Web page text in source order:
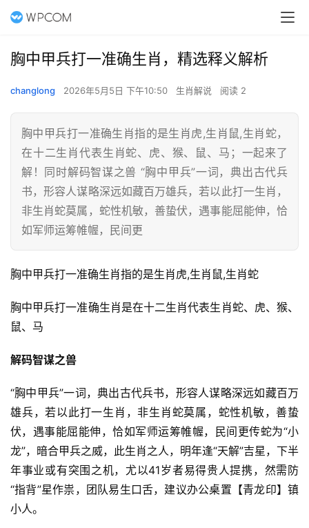
胸中甲兵打一准确生肖，精选释义解析
changlong 2026年5月5日 下午10:50 生肖解说 阅读 2
胸中甲兵打一准确生肖指的是生肖虎,生肖鼠,生肖蛇，
在十二生肖代表生肖蛇、虎、猴、鼠、马；一起来了
解！同时解码智谋之兽 “胸中甲兵”一词，典出古代兵
书，形容人谋略深远如藏百万雄兵，若以此打一生肖，
非生肖蛇莫属，蛇性机敏，善蛰伏，遇事能屈能伸，恰
如军师运筹帷幄，民间更
胸中甲兵打一准确生肖指的是生肖虎,生肖鼠,生肖蛇
胸中甲兵打一准确生肖是在十二生肖代表生肖蛇、虎、猴、
鼠、马
解码智谋之兽
“胸中甲兵”一词，典出古代兵书，形容人谋略深远如藏百万
雄兵，若以此打一生肖，非生肖蛇莫属，蛇性机敏，善蛰
伏，遇事能屈能伸，恰如军师运筹帷幄，民间更传蛇为“小
龙”，暗合甲兵之威，此生肖之人，明年逢“天解”吉星，下半
年事业或有突围之机，尤以41岁者易得贵人提携，然需防
“指背”星作祟，团队易生口舌，建议办公桌置【青龙印】镇
小人。